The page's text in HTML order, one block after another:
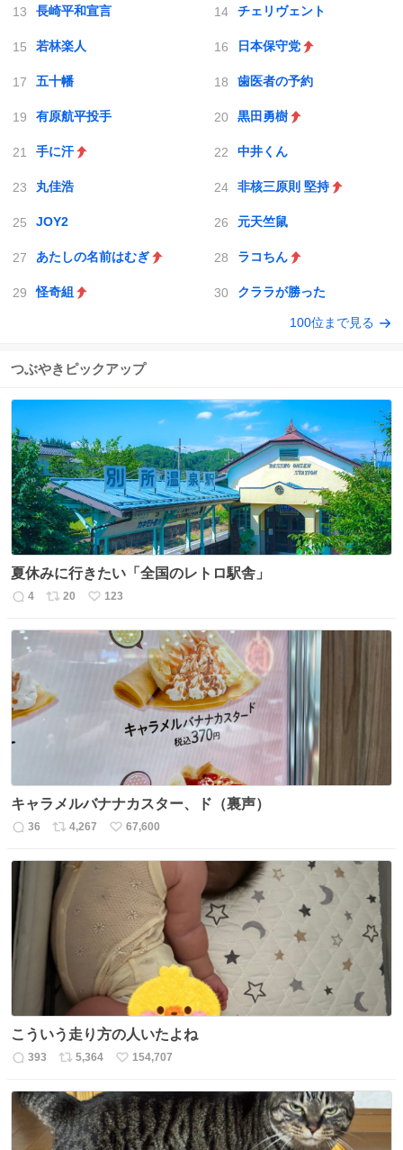
長崎平和宣言 チェリヴェント
若林楽人 日本保守党
五十幡 歯医者の予約
有原航平投手 黒田勇樹
手に汗 中井くん
丸佳浩 非核三原則 堅持
JOY2 元天竺鼠
あたしの名前はむぎ ラコちん
怪奇組 クララが勝った
100位まで見る
つぶやきピックアップ
夏休みに行きたい「全国のレトロ駅舎」
返
4
リ
20
い
数
123
キャラメルバナナカスター、ド（裏声）
返
数
36
リ
ス
ト
数
4,267
い
67,600
こういう走り方の人いたよね
返
数
393
リ
ス
ト
数
5,364
い
ね
数
154,707